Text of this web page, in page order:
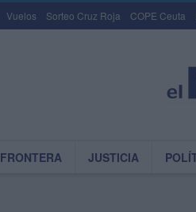
Vuelos Sorteo Cruz Roja COPE Ceuta
FRONTERA JUSTICIA